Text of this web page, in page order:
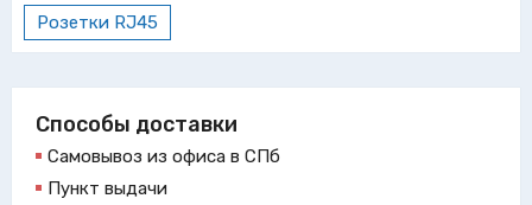
Розетки RJ45
Способы доставки
Самовывоз из офиса в СПб
Пункт выдачи